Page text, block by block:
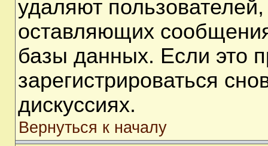
удаляют
оставляющих
базы данных. Если это
зарегистрироваться
дискуссиях.
Вернуться к началу